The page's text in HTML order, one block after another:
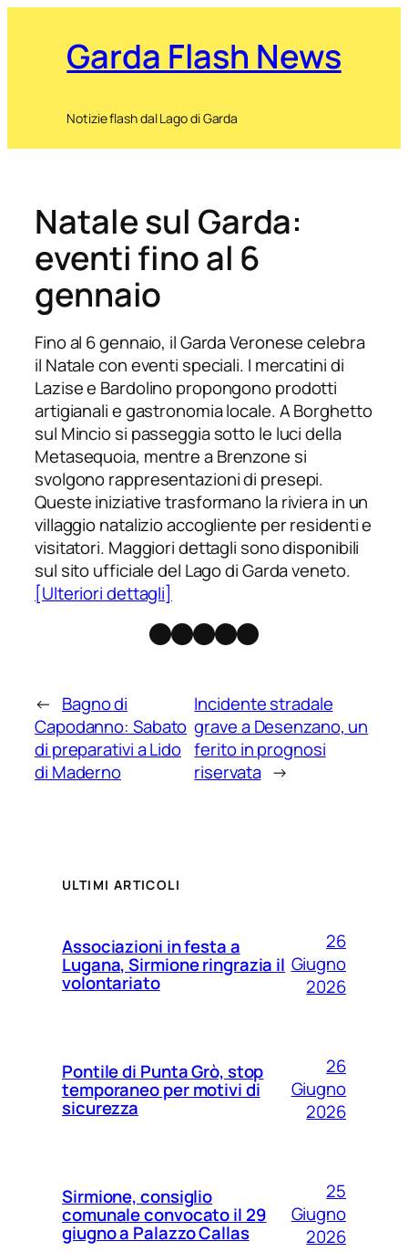
Garda Flash News
Notizie flash dal Lago di Garda
Natale sul Garda:
eventi fino al 6
gennaio
Fino al 6 gennaio, il Garda Veronese celebra
il Natale con eventi speciali. I mercatini di
Lazise e Bardolino propongono prodotti
artigianali e gastronomia locale. A Borghetto
sul Mincio si passeggia sotto le luci della
Metasequoia, mentre a Brenzone si
svolgono rappresentazioni di presepi.
Queste iniziative trasformano la riviera in un
villaggio natalizio accogliente per residenti e
visitatori. Maggiori dettagli sono disponibili
sul sito ufficiale del Lago di Garda veneto.
[Ulteriori dettagli]
Facebook
Instagram
X Threads
Telegram
← Bagno di
Capodanno: Sabato
di preparativi a Lido
di Maderno
Incidente stradale
grave a Desenzano, un
ferito in prognosi
riservata →
ULTIMI ARTICOLI
Associazioni in festa a
Lugana, Sirmione ringrazia il
volontariato
26
Giugno
2026
Pontile di Punta Grò, stop
temporaneo per motivi di
sicurezza
26
Giugno
2026
Sirmione, consiglio
comunale convocato il 29
giugno a Palazzo Callas
25
Giugno
2026